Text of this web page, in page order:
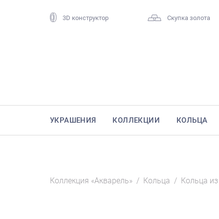
3D конструктор Скупка золота
УКРАШЕНИЯ КОЛЛЕКЦИИ КОЛЬЦА
Коллекция «Акварель» / Кольца / Кольца